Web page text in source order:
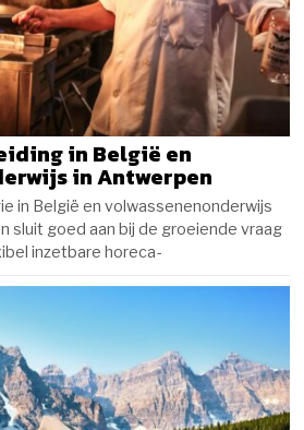
in België en
in Antwerpen
in België en volwassenenonderwijs
sluit goed aan bij de groeiende vraag
inzetbare horeca-